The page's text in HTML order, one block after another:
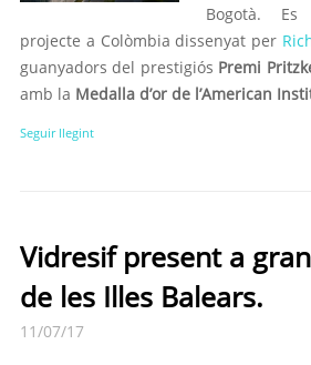
Bogotà.
projecte a Colòmbia dissenyat per
guanyadors del prestigiós Premi
amb la Medalla d’or de l’American
Seguir llegint
Vidresif present a
de les Illes Balears.
11/07/17